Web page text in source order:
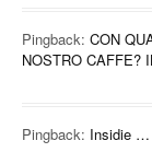
Pingback: CON
NOSTRO CAFFE?
Pingback: Insidie …